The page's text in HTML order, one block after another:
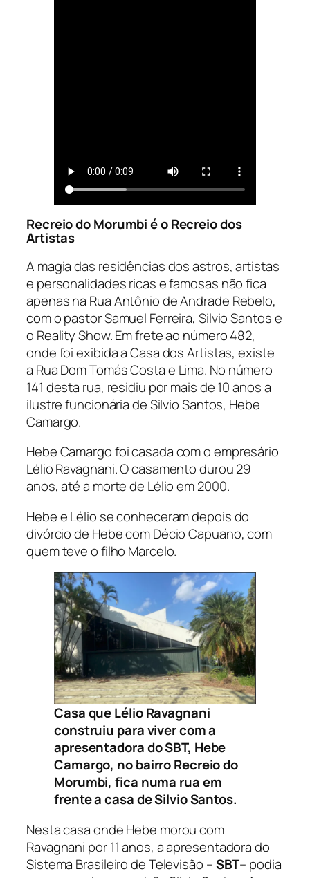
Recreio do Morumbi é o Recreio dos
Artistas
A magia das residências dos astros, artistas
e personalidades ricas e famosas não fica
apenas na Rua Antônio de Andrade Rebelo,
com o pastor Samuel Ferreira, Silvio Santos e
o Reality Show. Em frete ao número 482,
onde foi exibida a Casa dos Artistas, existe
a Rua Dom Tomás Costa e Lima. No número
141 desta rua, residiu por mais de 10 anos a
ilustre funcionária de Silvio Santos, Hebe
Camargo.
Hebe Camargo foi casada com o empresário
Lélio Ravagnani. O casamento durou 29
anos, até a morte de Lélio em 2000.
Hebe e Lélio se conheceram depois do
divórcio de Hebe com Décio Capuano, com
quem teve o filho Marcelo.
Casa que Lélio Ravagnani
construiu para viver com a
apresentadora do SBT, Hebe
Camargo, no bairro Recreio do
Morumbi, fica numa rua em
frente a casa de Silvio Santos.
Nesta casa onde Hebe morou com
Ravagnani por 11 anos, a apresentadora do
Sistema Brasileiro de Televisão –SBT– podia